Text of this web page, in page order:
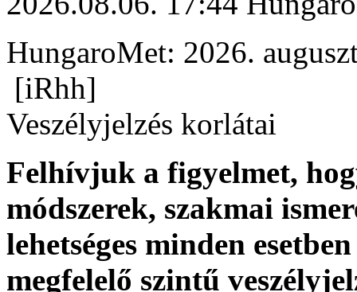
HungaroMet: 2026.
[iRhh]
Veszélyjelzés korlátai
Felhívjuk a figyelmet,
módszerek, szakmai
lehetséges minden
megfelelő szintű